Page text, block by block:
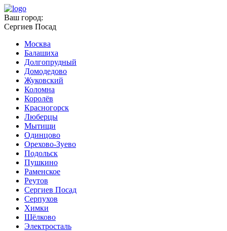
Ваш город:
Сергиев Посад
Москва
Балашиха
Долгопрудный
Домодедово
Жуковский
Коломна
Королёв
Красногорск
Люберцы
Мытищи
Одинцово
Орехово-Зуево
Подольск
Пушкино
Раменское
Реутов
Сергиев Посад
Серпухов
Химки
Щёлково
Электросталь